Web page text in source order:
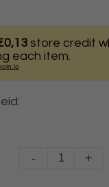
store credit
each item.
- +